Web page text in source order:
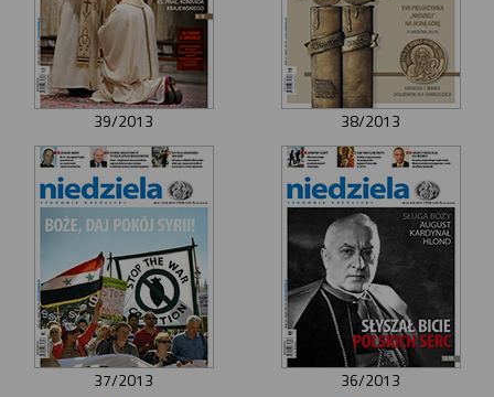
39/2013 38/2013
37/2013 36/2013